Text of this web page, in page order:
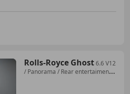
Rolls-Royce Ghost6.6 V12
/ Panorama / Rear entertaiment /